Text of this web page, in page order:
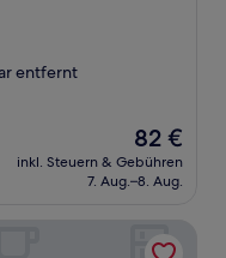
entfernt
Der
Preis
beträgt
82 €
inkl. Steuern & Gebühren
7. Aug.–8. Aug.